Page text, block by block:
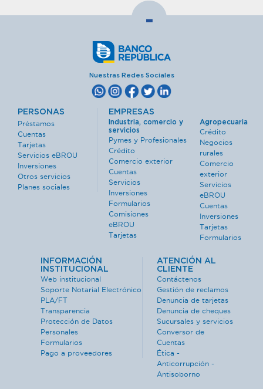
-
Nuestras Redes Sociales
PERSONAS
Préstamos
Cuentas
Tarjetas
Servicios eBROU
Inversiones
Otros servicios
Planes sociales
EMPRESAS
Industria, comercio y
servicios
Pymes y Profesionales
Crédito
Comercio exterior
Cuentas
Servicios
Inversiones
Formularios
Comisiones
eBROU
Tarjetas
Agropecuaria
Crédito
Negocios
rurales
Comercio
exterior
Servicios
eBROU
Cuentas
Inversiones
Tarjetas
Formularios
INFORMACIÓN
INSTITUCIONAL
Web institucional
Soporte Notarial Electrónico
PLA/FT
Transparencia
Protección de Datos
Personales
Formularios
Pago a proveedores
ATENCIÓN AL
CLIENTE
Contáctenos
Gestión de reclamos
Denuncia de tarjetas
Denuncia de cheques
Sucursales y servicios
Conversor de
Cuentas
Ética -
Anticorrupción -
Antisoborno